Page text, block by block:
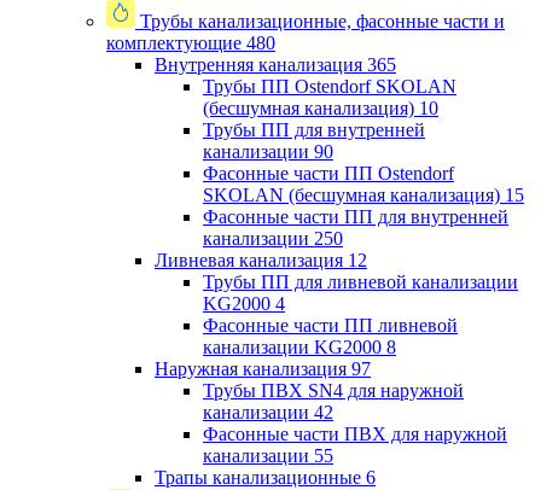
Трубы канализационные, фасонные части и
комплектующие 480
Внутренняя канализация 365
Трубы ПП Ostendorf SKOLAN
(бесшумная канализация) 10
Трубы ПП для внутренней
канализации 90
Фасонные части ПП Ostendorf
SKOLAN (бесшумная канализация) 15
Фасонные части ПП для внутренней
канализации 250
Ливневая канализация 12
Трубы ПП для ливневой канализации
KG2000 4
Фасонные части ПП ливневой
канализации KG2000 8
Наружная канализация 97
Трубы ПВХ SN4 для наружной
канализации 42
Фасонные части ПВХ для наружной
канализации 55
Трапы канализационные 6